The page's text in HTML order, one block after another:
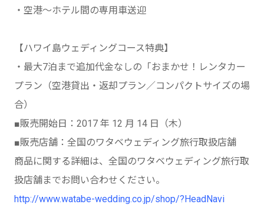
・空港～ホテル間の専用車送迎
【ハワイ島ウェディングコース特典】
・最大7泊まで追加代金なしの「おまかせ！レンタカー
プラン（空港貸出・返却プラン／コンパクトサイズの場
合）
■販売開始日：2017 年 12 月 14 日（木）
■販売店舗：全国のワタベウェディング旅行取扱店舗
商品に関する詳細は、全国のワタベウェディング旅行取
扱店舗までお問い合わせください。
http://www.watabe-wedding.co.jp/shop/?HeadNavi